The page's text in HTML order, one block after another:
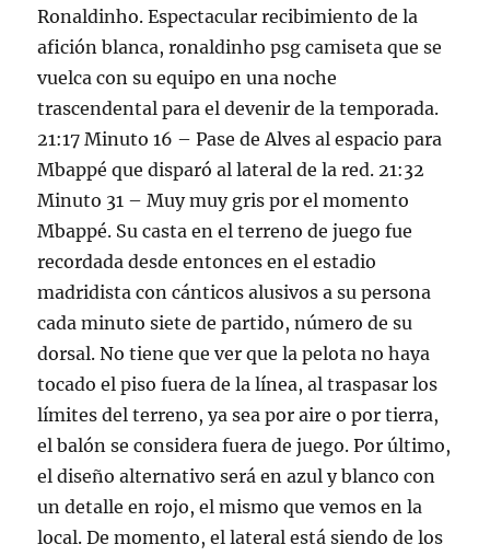
Ronaldinho. Espectacular recibimiento de la
afición blanca, ronaldinho psg camiseta que se
vuelca con su equipo en una noche
trascendental para el devenir de la temporada.
21:17 Minuto 16 – Pase de Alves al espacio para
Mbappé que disparó al lateral de la red. 21:32
Minuto 31 – Muy muy gris por el momento
Mbappé. Su casta en el terreno de juego fue
recordada desde entonces en el estadio
madridista con cánticos alusivos a su persona
cada minuto siete de partido, número de su
dorsal. No tiene que ver que la pelota no haya
tocado el piso fuera de la línea, al traspasar los
límites del terreno, ya sea por aire o por tierra,
el balón se considera fuera de juego. Por último,
el diseño alternativo será en azul y blanco con
un detalle en rojo, el mismo que vemos en la
local. De momento, el lateral está siendo de los